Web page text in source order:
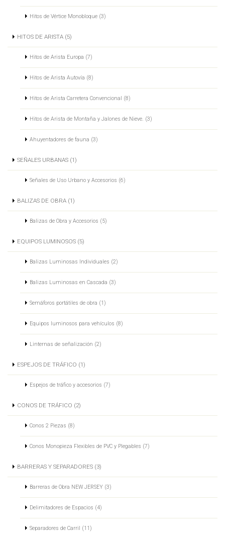
Hitos de Vértice Monobloque (3)
HITOS DE ARISTA (5)
Hitos de Arista Europa (7)
Hitos de Arista Autovía (8)
Hitos de Arista Carretera Convencional (8)
Hitos de Arista de Montaña y Jalones de Nieve. (3)
Ahuyentadores de fauna (3)
SEÑALES URBANAS (1)
Señales de Uso Urbano y Accesorios (6)
BALIZAS DE OBRA (1)
Balizas de Obra y Accesorios (5)
EQUIPOS LUMINOSOS (5)
Balizas Luminosas Individuales (2)
Balizas Luminosas en Cascada (3)
Semáforos portátiles de obra (1)
Equipos luminosos para vehículos (8)
Linternas de señalización (2)
ESPEJOS DE TRÁFICO (1)
Espejos de tráfico y accesorios (7)
CONOS DE TRÁFICO (2)
Conos 2 Piezas (8)
Conos Monopieza Flexibles de PVC y Plegables (7)
BARRERAS Y SEPARADORES (3)
Barreras de Obra NEW JERSEY (3)
Delimitadores de Espacios (4)
Separadores de Carril (11)